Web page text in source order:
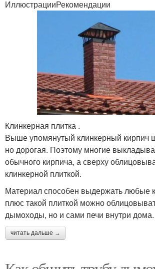
ИллюстрацииРекомендации
Клинкерная плитка .
Выше упомянутый клинкерный кирпич
но дорогая. Поэтому многие
обычного кирпича, а сверху
клинкерной плиткой.
Материал способен выдержать любые
плюс такой плиткой можно
дымоходы, но и сами печи внутри дома.
читать дальше →